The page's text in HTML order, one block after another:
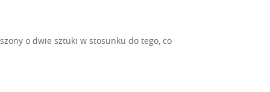
o dwie sztuki w stosunku do tego, co